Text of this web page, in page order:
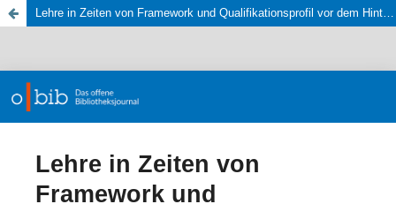
Lehre in Zeiten von Framework und Qualifikationsprofil vor dem Hintergrund der HRK-Empfehlung: Überlegungen zu einer möglichen Umsetzung des „shifts from teaching to learning“ im IK-Unterricht am Fachbereich Archiv- und Bibliothekswesen der Hochschule für den öffentlichen Dienst in Bayern